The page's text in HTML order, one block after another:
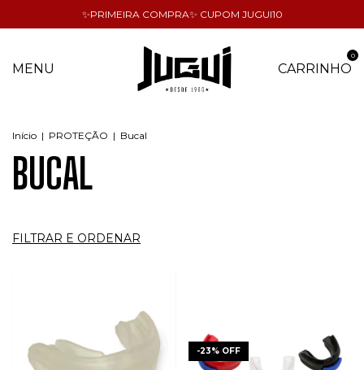
✨PRIMEIRA COMPRA✨ CUPOM JUGUI10
MENU CARRINHO
0
Início | PROTEÇÃO | Bucal
BUCAL
FILTRAR E ORDENAR
-23% OFF